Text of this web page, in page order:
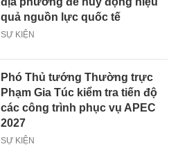
quả nguồn lực quốc tế
SỰ KIỆN
Phó Thủ tướng Thường trực
Phạm Gia Túc kiểm tra tiến độ
các công trình phục vụ APEC
2027
SỰ KIỆN